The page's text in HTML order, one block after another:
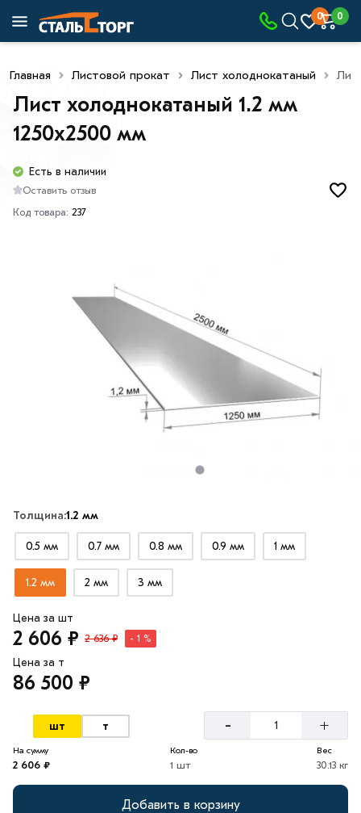
0 0
Главная Листовой прокат Лист холоднокатаный
Лист холоднокатаный 1.2 мм
1250х2500 мм
Есть в наличии
Оставить отзыв
Код товара: 237
Толщина:1.2 мм
0.5 мм 0.7 мм 0.8 мм 0.9 мм 1 мм
1.2 мм 2 мм 3 мм
Цена за шт
2 606 ₽ 2 636 ₽ - 1 %
Цена за т
86 500 ₽
шт т - +
На сумму
2 606 ₽
Кол-во
1 шт
Вес
30.13 кг
Добавить в корзину